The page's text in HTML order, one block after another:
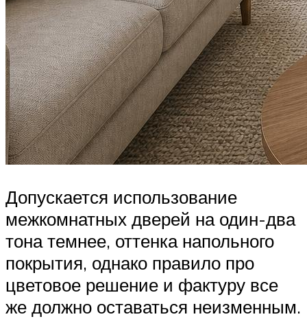
Допускается использование
межкомнатных дверей на один-два
тона темнее, оттенка напольного
покрытия, однако правило про
цветовое решение и фактуру все
же должно оставаться неизменным.